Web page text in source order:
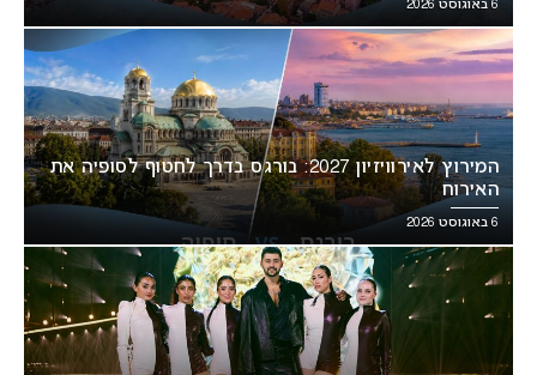
6 באוגוסט 2026
המירוץ לאירוויזיון 2027: בורגס בדרך לחטוף לסופיה את
האירוח
6 באוגוסט 2026